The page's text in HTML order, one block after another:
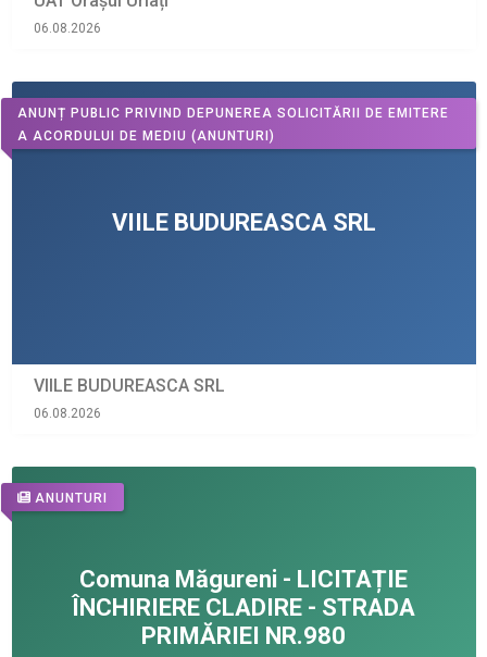
06.08.2026
ANUNȚ PUBLIC PRIVIND DEPUNEREA SOLICITĂRII DE EMITERE
A ACORDULUI DE MEDIU (ANUNTURI)
VIILE BUDUREASCA SRL
06.08.2026
ANUNTURI